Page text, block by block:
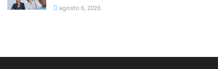
agosto 6, 2026